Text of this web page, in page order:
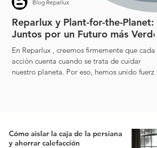
Reparlux y Plant-for-the-Planet:
Juntos por un Futuro más Verde
En Reparlux , creemos firmemente que cada
acción cuenta cuando se trata de cuidar
nuestro planeta. Por eso, hemos unido fuerzas
Blog Reparlux
Cómo aislar la caja de la persiana
y ahorrar calefacción